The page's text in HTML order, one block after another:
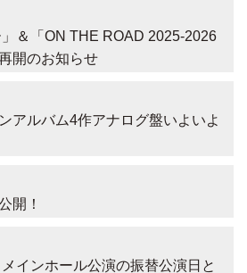
」＆「ON THE ROAD 2025-2026
開のお知らせ
アルバム4作アナログ盤いよいよ
開！
インホール公演の振替公演日と